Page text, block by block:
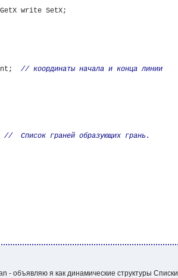
write SetX;
- объявляю я как динамические структуры Списки